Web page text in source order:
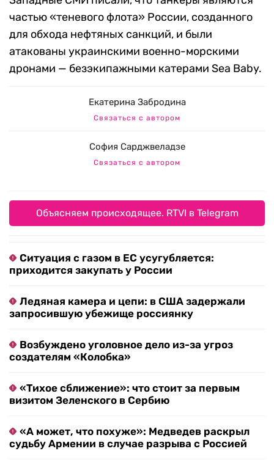
частью «теневого флота» России, созданного
для обхода нефтяных санкций, и были
атакованы украинскими военно-морскими
дронами — безэкипажными катерами Sea Baby.
Екатерина Забродина
Связаться с автором
София Сарджвеладзе
Связаться с автором
Объясняем происходящее. RTVI в Telegram
Ситуация с газом в ЕС усугубляется:
приходится закупать у России
Ледяная камера и цепи: в США задержали
запросившую убежище россиянку
Возбуждено уголовное дело из-за угроз
создателям «Колобка»
«Тихое сближение»: что стоит за первым
визитом Зеленского в Сербию
«А может, что похуже»: Медведев раскрыл
судьбу Армении в случае разрыва с Россией